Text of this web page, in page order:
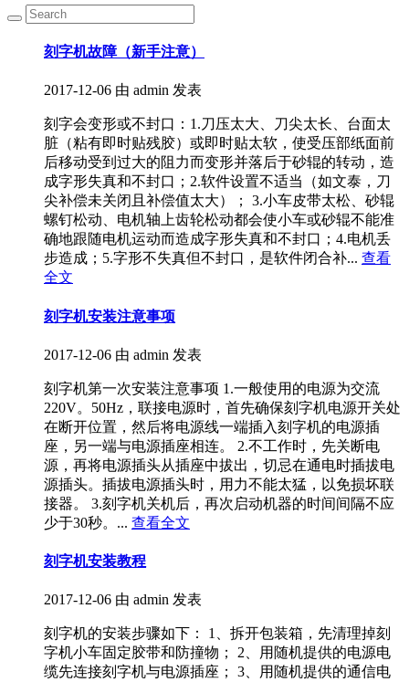
刻字机故障（新手注意）
2017-12-06 由 admin 发表
刻字会变形或不封口：1.刀压太大、刀尖太长、台面太
脏（粘有即时贴残胶）或即时贴太软，使受压部纸面前
后移动受到过大的阻力而变形并落后于砂辊的转动，造
成字形失真和不封口；2.软件设置不适当（如文泰，刀
尖补偿未关闭且补偿值太大）； 3.小车皮带太松、砂辊
螺钉松动、电机轴上齿轮松动都会使小车或砂辊不能准
确地跟随电机运动而造成字形失真和不封口；4.电机丢
步造成；5.字形不失真但不封口，是软件闭合补... 查看
全文
刻字机安装注意事项
2017-12-06 由 admin 发表
刻字机第一次安装注意事项 1.一般使用的电源为交流
220V。50Hz，联接电源时，首先确保刻字机电源开关处
在断开位置，然后将电源线一端插入刻字机的电源插
座，另一端与电源插座相连。 2.不工作时，先关断电
源，再将电源插头从插座中拔出，切忌在通电时插拔电
源插头。插拔电源插头时，用力不能太猛，以免损坏联
接器。 3.刻字机关机后，再次启动机器的时间间隔不应
少于30秒。... 查看全文
刻字机安装教程
2017-12-06 由 admin 发表
刻字机的安装步骤如下： 1、拆开包装箱，先清理掉刻
字机小车固定胶带和防撞物； 2、用随机提供的电源电
缆先连接刻字机与电源插座； 3、用随机提供的通信电